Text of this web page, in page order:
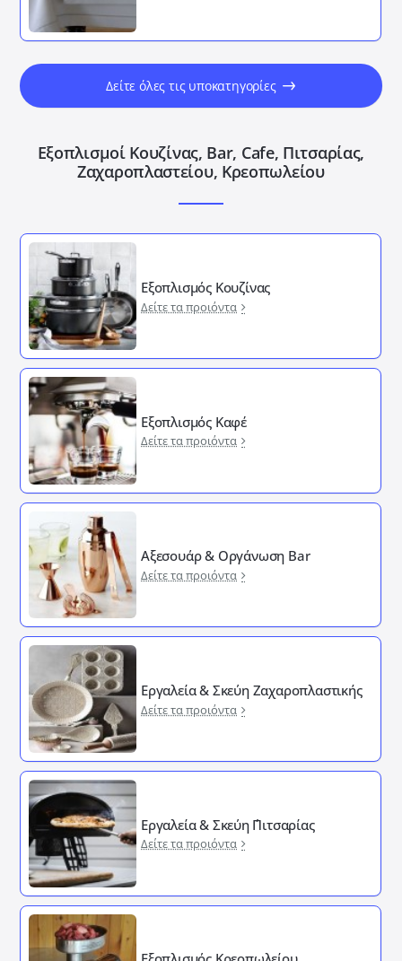
Δείτε όλες τις υποκατηγορίες
Εξοπλισμοί Κουζίνας, Bar, Cafe, Πιτσαρίας,
Ζαχαροπλαστείου, Κρεοπωλείου
Εξοπλισμός Κουζίνας
Δείτε τα προιόντα
Εξοπλισμός Καφέ
Δείτε τα προιόντα
Αξεσουάρ & Οργάνωση Bar
Δείτε τα προιόντα
Εργαλεία & Σκεύη Ζαχαροπλαστικής
Δείτε τα προιόντα
Εργαλεία & Σκεύη ΄Πιτσαρίας
Δείτε τα προιόντα